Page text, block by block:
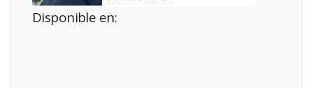
Disponible en: